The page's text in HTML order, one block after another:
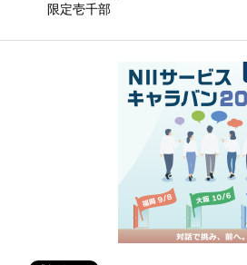
限定壱千部